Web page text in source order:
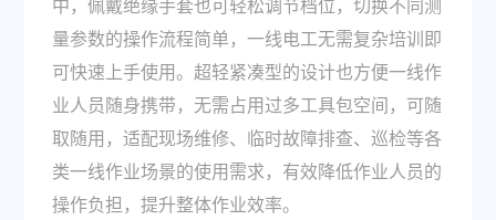
中，佩戴绝缘手套也可轻松调节档位，切换不同测
量参数的操作流程简单，一线电工无需复杂培训即
可快速上手使用。超轻紧凑型的设计也方便一线作
业人员随身携带，无需占用过多工具包空间，可随
取随用，适配现场维修、临时故障排查、巡检等各
类一线作业场景的使用需求，有效降低作业人员的
操作负担，提升整体作业效率。